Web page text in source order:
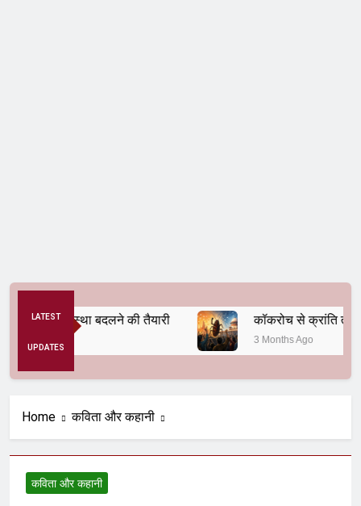
LATEST
UPDATES
व्यवस्था बदलने की तैयारी कॉकरोच से क्रांति तक
3 Months Ago
Home कविता और कहानी
कविता और कहानी